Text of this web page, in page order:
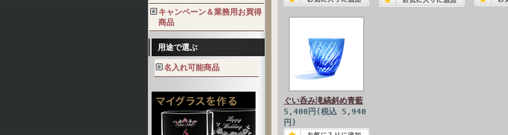
キャンペーン＆業務用お買得
商品
用途で選ぶ
名入れ可能商品
ぐい呑み滝縞斜め青藍
5,400円(税込 5,940
円)